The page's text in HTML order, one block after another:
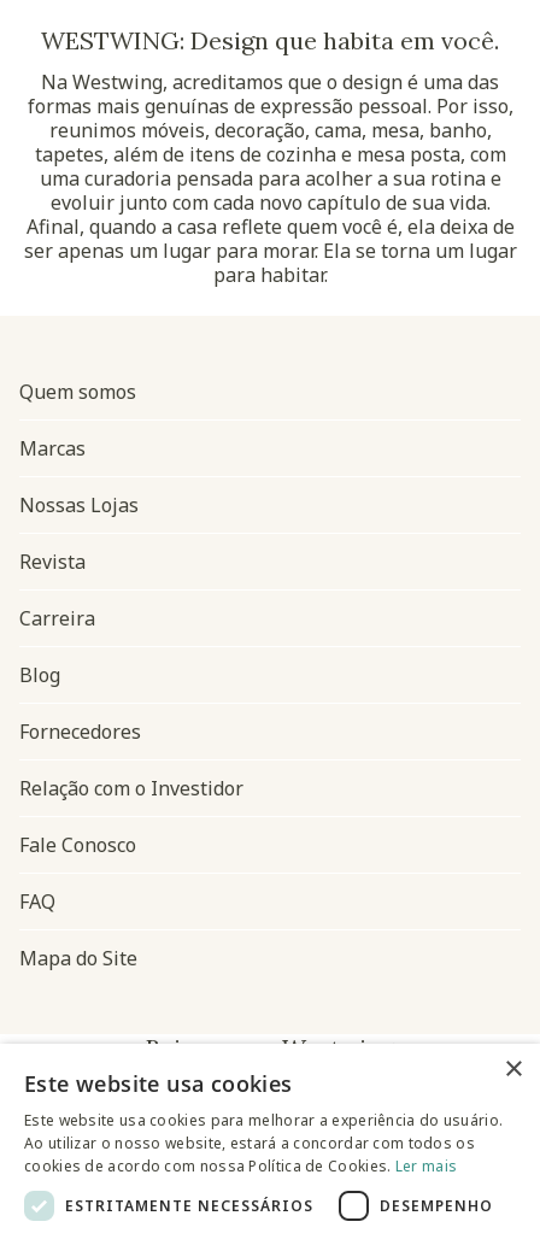
WESTWING: Design que habita em você.
Na Westwing, acreditamos que o design é uma das
formas mais genuínas de expressão pessoal. Por isso,
reunimos móveis, decoração, cama, mesa, banho,
tapetes, além de itens de cozinha e mesa posta, com
uma curadoria pensada para acolher a sua rotina e
evoluir junto com cada novo capítulo de sua vida.
Afinal, quando a casa reflete quem você é, ela deixa de
ser apenas um lugar para morar. Ela se torna um lugar
para habitar.
Navegação do rodapé
Quem somos
Marcas
Nossas Lojas
Revista
Carreira
Blog
Fornecedores
Relação com o Investidor
Fale Conosco
FAQ
Mapa do Site
Baixe o app Westwing
×
Este website usa cookies
Este website usa cookies para melhorar a experiência do usuário.
Ao utilizar o nosso website, estará a concordar com todos os
cookies de acordo com nossa Política de Cookies. Ler mais
ESTRITAMENTE NECESSÁRIOS
DESEMPENHO